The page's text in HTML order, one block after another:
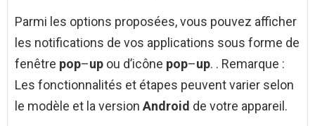
Parmi les options proposées, vous pouvez afficher
les notifications de vos applications sous forme de
fenêtre pop–up ou d’icône pop–up. . Remarque :
Les fonctionnalités et étapes peuvent varier selon
le modèle et la version Android de votre appareil.